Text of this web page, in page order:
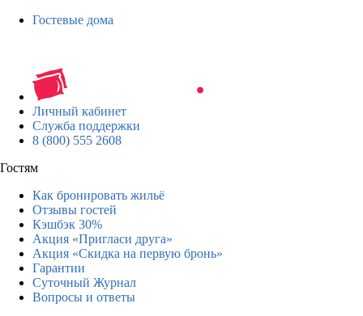
Гостевые дома
Личный кабинет
Служба поддержки
8 (800) 555 2608
Гостям
Как бронировать жильё
Отзывы гостей
Кэшбэк 30%
Акция «Пригласи друга»
Акция «Скидка на первую бронь»
Гарантии
Суточный Журнал
Вопросы и ответы